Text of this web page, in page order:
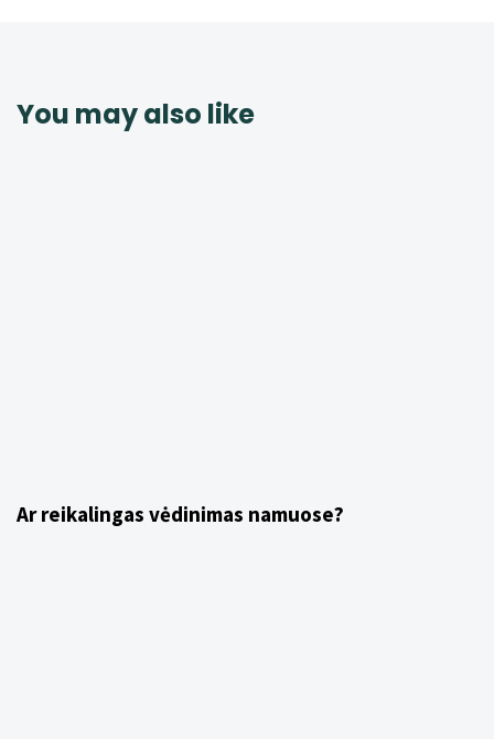
You may also like
Ar reikalingas vėdinimas namuose?